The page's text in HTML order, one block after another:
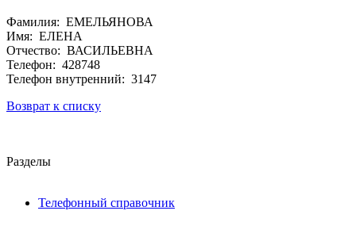
Фамилия: ЕМЕЛЬЯНОВА
Имя: ЕЛЕНА
Отчество: ВАСИЛЬЕВНА
Телефон: 428748
Телефон внутренний: 3147
Возврат к списку
Разделы
Телефонный справочник